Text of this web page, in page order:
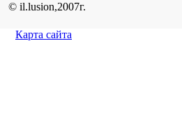
© il.lusion,2007г.
Карта сайта